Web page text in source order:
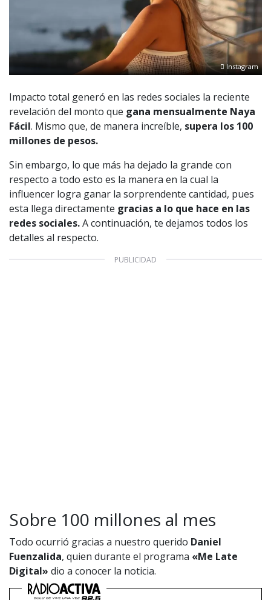
Instagram
Impacto total generó en las redes sociales la reciente
revelación del monto que gana mensualmente Naya
Fácil. Mismo que, de manera increíble, supera los 100
millones de pesos.
Sin embargo, lo que más ha dejado la grande con
respecto a todo esto es la manera en la cual la
influencer logra ganar la sorprendente cantidad, pues
esta llega directamente gracias a lo que hace en las
redes sociales.A continuación, te dejamos todos los
detalles al respecto.
Sobre 100 millones al mes
Todo ocurrió gracias a nuestro querido Daniel
Fuenzalida, quien durante el programa «Me Late
Digital» dio a conocer la noticia.